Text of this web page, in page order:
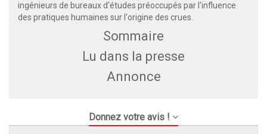
ingénieurs de bureaux d'études préoccupés par l'influence
des pratiques humaines sur l'origine des crues.
Sommaire
Lu dans la presse
Annonce
Donnez votre avis !